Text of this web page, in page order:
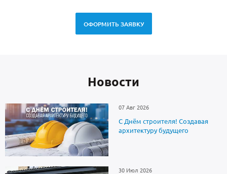
ОФОРМИТЬ ЗАЯВКУ
Новоcти
07 Авг 2026
С Днём строителя! Создавая
архитектуру будущего
30 Июл 2026